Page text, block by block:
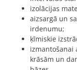
izolācijas
aizsargā un
irdenumu;
ķīmiskie
izmantošanai
krāsām un